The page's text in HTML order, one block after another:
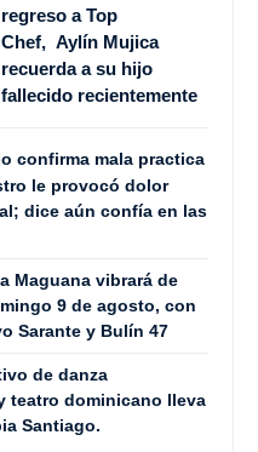
regreso a Top
Chef, Aylín Mujica
recuerda a su hijo
fallecido recientemente
confirma mala practica
le provocó dolor
dice aún confía en las
Maguana vibrará de
9 de agosto, con
Sarante y Bulín 47
de danza
teatro dominicano lleva
Santiago.